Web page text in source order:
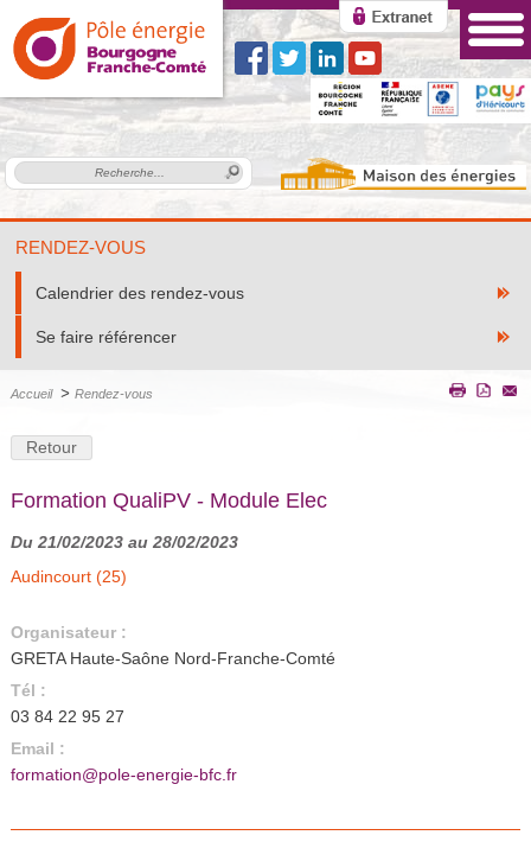
RENDEZ-VOUS
Calendrier des rendez-vous
Se faire référencer
Accueil > Rendez-vous
Retour
Formation QualiPV - Module Elec
Du 21/02/2023 au 28/02/2023
Audincourt (25)
Organisateur :
GRETA Haute-Saône Nord-Franche-Comté
Tél :
03 84 22 95 27
Email :
formation@pole-energie-bfc.fr